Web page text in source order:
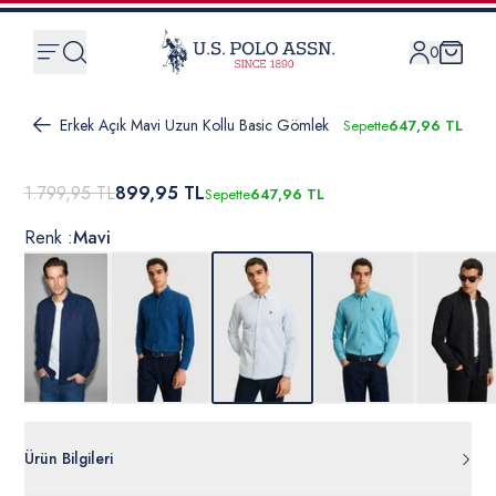
0
Erkek Açık Mavi Uzun Kollu Basic Gömlek Sepette647,96 TL
1.799,95 TL899,95 TLSepette647,96 TL
Renk :Mavi
Ürün Bilgileri